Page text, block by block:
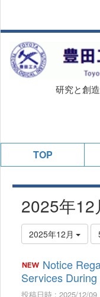
研究と創
TOP
2025年
2025年12月
Notice
Services
投稿日時 : 2025/12/09